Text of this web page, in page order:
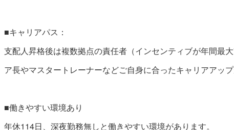
■キャリアパス：
支配人昇格後は複数拠点の責任者（インセンティブが年間最
ア長やマスタートレーナーなどご自身に合ったキャリアアッ
■働きやすい環境あり
年休114日、深夜勤務無しと働きやすい環境があります。